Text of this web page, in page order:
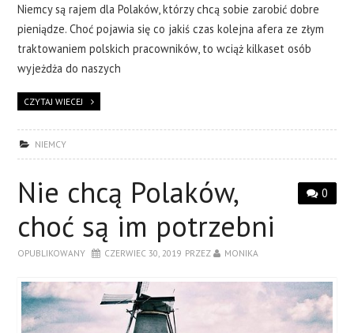
Niemcy są rajem dla Polaków, którzy chcą sobie zarobić dobre
pieniądze. Choć pojawia się co jakiś czas kolejna afera ze złym
traktowaniem polskich pracowników, to wciąż kilkaset osób
wyjeżdża do naszych
CZYTAJ WIECEJ
NIEMCY
0
Nie chcą Polaków,
choć są im potrzebni
OPUBLIKOWANY CZERWIEC 30, 2019 PRZEZ MONIKA